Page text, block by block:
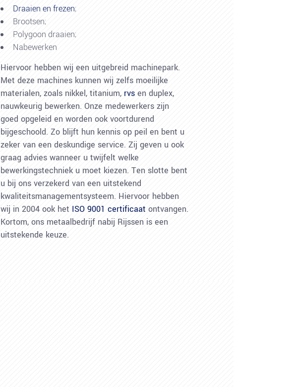
Draaien en frezen;
Brootsen;
Polygoon draaien;
Nabewerken
Hiervoor hebben wij een uitgebreid machinepark.
Met deze machines kunnen wij zelfs moeilijke
materialen, zoals nikkel, titanium, rvs en duplex,
nauwkeurig bewerken. Onze medewerkers zijn
goed opgeleid en worden ook voortdurend
bijgeschoold. Zo blijft hun kennis op peil en bent u
zeker van een deskundige service. Zij geven u ook
graag advies wanneer u twijfelt welke
bewerkingstechniek u moet kiezen. Ten slotte bent
u bij ons verzekerd van een uitstekend
kwaliteitsmanagementsysteem. Hiervoor hebben
wij in 2004 ook het ISO 9001 certificaat ontvangen.
Kortom, ons metaalbedrijf nabij Rijssen is een
uitstekende keuze.